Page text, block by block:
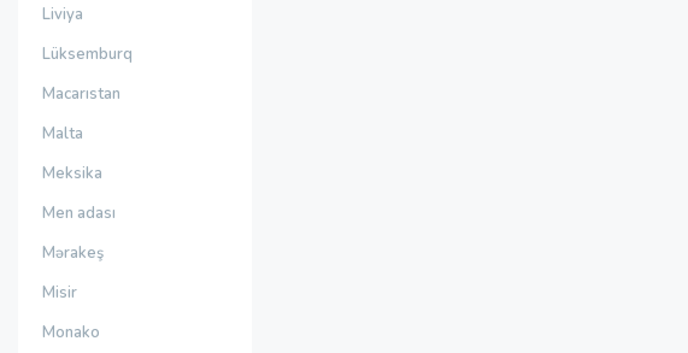
Liviya
Lüksemburq
Macarıstan
Malta
Meksika
Men adası
Mərakeş
Misir
Monako